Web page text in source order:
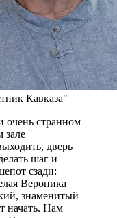
Кавказа"
очень странном
зале
дверь
шаг и
сзади:
Вероника
знаменитый
начать. Нам